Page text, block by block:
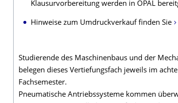
Klausurvorbereitung werden in OPAL
Hinweise zum Umdruckverkauf finden Sie
Studierende des Maschinenbaus und der
belegen dieses Vertiefungsfach jeweils im
Fachsemester.
Pneumatische Antriebssysteme kommen